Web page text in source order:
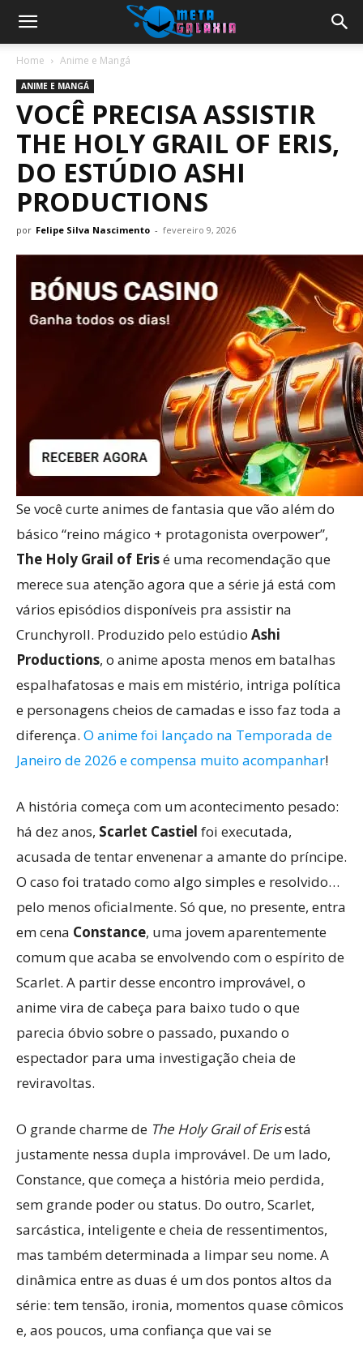
Home Anime e Mangá
ANIME E MANGÁ
VOCÊ PRECISA ASSISTIR
THE HOLY GRAIL OF ERIS,
DO ESTÚDIO ASHI
PRODUCTIONS
por Felipe Silva Nascimento - fevereiro 9, 2026
Se você curte animes de fantasia que vão além do
básico “reino mágico + protagonista overpower”,
The Holy Grail of Erisé uma recomendação que
merece sua atenção agora que a série já está com
vários episódios disponíveis pra assistir na
Crunchyroll. Produzido pelo estúdio Ashi
Productions, o anime aposta menos em batalhas
espalhafatosas e mais em mistério, intriga política
e personagens cheios de camadas e isso faz toda a
diferença. O anime foi lançado na Temporada de
Janeiro de 2026 e compensa muito acompanhar!
A história começa com um acontecimento pesado:
há dez anos, Scarlet Castiel foi executada,
acusada de tentar envenenar a amante do príncipe.
O caso foi tratado como algo simples e resolvido…
pelo menos oficialmente. Só que, no presente, entra
em cena Constance, uma jovem aparentemente
comum que acaba se envolvendo com o espírito de
Scarlet. A partir desse encontro improvável, o
anime vira de cabeça para baixo tudo o que
parecia óbvio sobre o passado, puxando o
espectador para uma investigação cheia de
reviravoltas.
O grande charme de The Holy Grail of Erisestá
justamente nessa dupla improvável. De um lado,
Constance, que começa a história meio perdida,
sem grande poder ou status. Do outro, Scarlet,
sarcástica, inteligente e cheia de ressentimentos,
mas também determinada a limpar seu nome. A
dinâmica entre as duas é um dos pontos altos da
série: tem tensão, ironia, momentos quase cômicos
e, aos poucos, uma confiança que vai se